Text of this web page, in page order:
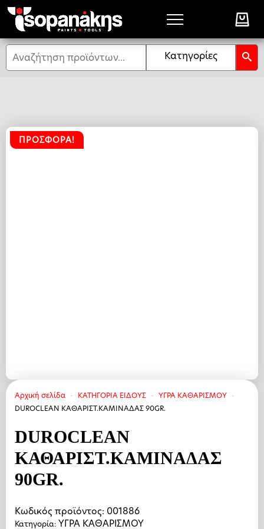
Αναζήτηση Κατηγορίες
ΠΡΟΣΦΟΡΆ!
Αρχική σελίδα ΚΑΤΗΓΟΡΙΑ ΕΙΔΟΥΣ
ΥΓΡΑ ΚΑΘΑΡΙΣΜΟΥ
DUROCLEAN ΚΑΘΑΡΙΣΤ.ΚΑΜΙΝΑΔΑΣ 90GR.
DUROCLEAN
ΚΑΘΑΡΙΣΤ.ΚΑΜΙΝΑΔΑΣ
90GR.
Κωδικός προϊόντος: 001886
Κατηγορία: ΥΓΡΑ ΚΑΘΑΡΙΣΜΟΥ